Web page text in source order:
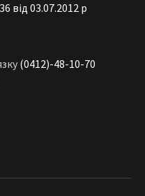
від 03.07.2012 р
(0412)-48-10-70